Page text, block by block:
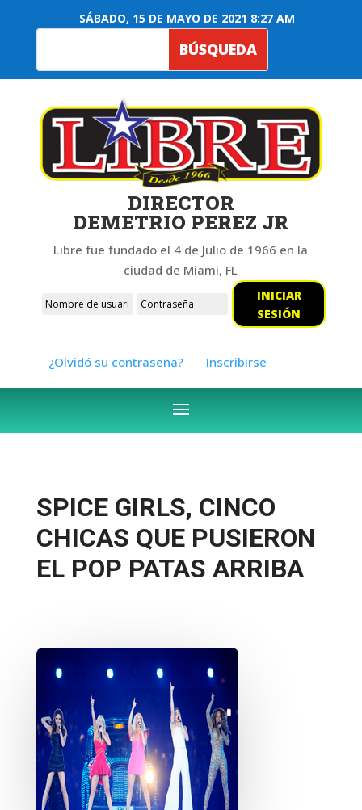
SÁBADO, 15 DE MAYO DE 2021 8:27 AM
DIRECTOR
DEMETRIO PEREZ JR
Libre fue fundado el 4 de Julio de 1966 en la
ciudad de Miami, FL
INICIAR
SESIÓN
¿Olvidó su contraseña? Inscribirse
SPICE GIRLS, CINCO
CHICAS QUE PUSIERON
EL POP PATAS ARRIBA